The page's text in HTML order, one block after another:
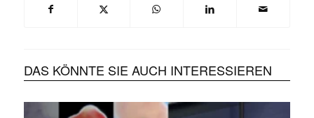
DAS KÖNNTE SIE AUCH INTERESSIEREN